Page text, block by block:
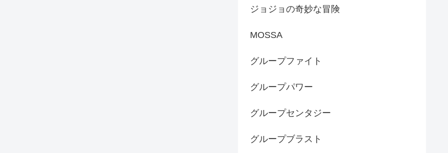
ジョジョの奇妙な冒険
MOSSA
グループファイト
グループパワー
グループセンタジー
グループブラスト